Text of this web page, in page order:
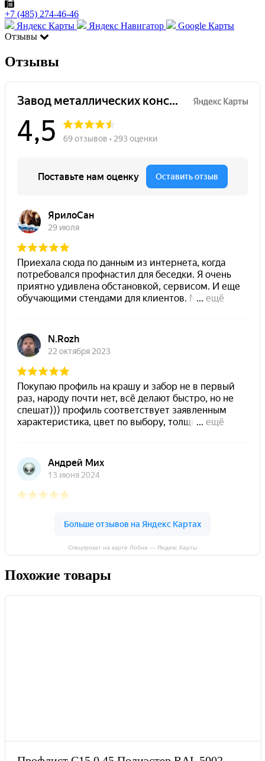
+7 (485) 274-46-46
Яндекс Карты
Яндекс Навигатор
Google Карты
Отзывы
Отзывы
Спецпрокат на карте Лобни — Яндекс Карты
Похожие товары